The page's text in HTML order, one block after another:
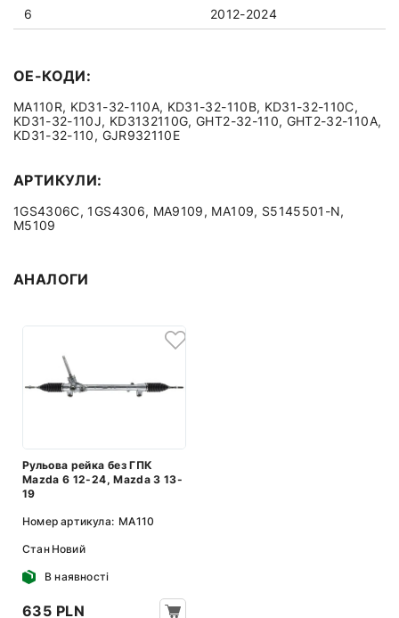
6
2012-2024
OE-КОДИ:
MA110R, KD31-32-110A, KD31-32-110B, KD31-32-110C,
KD31-32-110J, KD3132110G, GHT2-32-110, GHT2-32-110A,
KD31-32-110, GJR932110E
АРТИКУЛИ:
1GS4306C, 1GS4306, MA9109, MA109, S5145501-N,
M5109
АНАЛОГИ
Рульова рейка без ГПК
Mazda 6 12-24, Mazda 3 13-
19
Номер артикула: MA110
Стан Новий
В наявності
635 PLN